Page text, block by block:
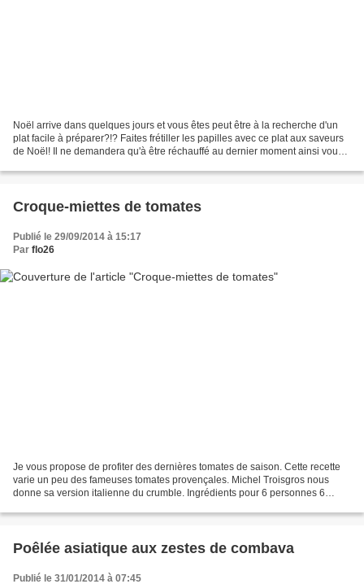
Noël arrive dans quelques jours et vous êtes peut être à la recherche d'un
plat facile à préparer?!? Faites frétiller les papilles avec ce plat aux saveurs
de Noël! Il ne demandera qu'à être réchauffé au dernier moment ainsi vous
Croque-miettes de tomates
Publié le 29/09/2014 à 15:17
Par flo26
Je vous propose de profiter des dernières tomates de saison. Cette recette
varie un peu des fameuses tomates provençales. Michel Troisgros nous
donne sa version italienne du crumble. Ingrédients pour 6 personnes 6
Poêlée asiatique aux zestes de combava
Publié le 31/01/2014 à 07:45